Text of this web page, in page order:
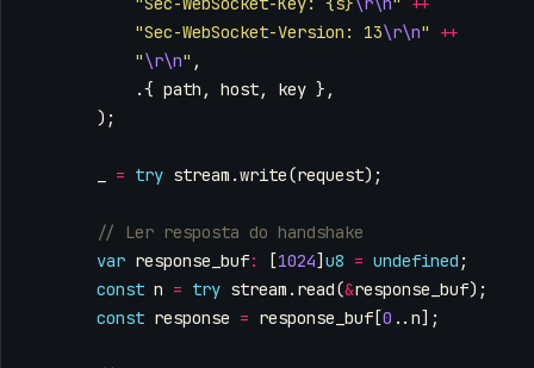
"Sec-WebSocket-Version: 13\r\n"
++
"\r\n" ,
.{ path , host, key },
);
= try stream .write(request);
var response_buf: [1024] u8 = undefined ;
const n = try stream . read(&response_buf);
const response = response_buf [0 .. n];